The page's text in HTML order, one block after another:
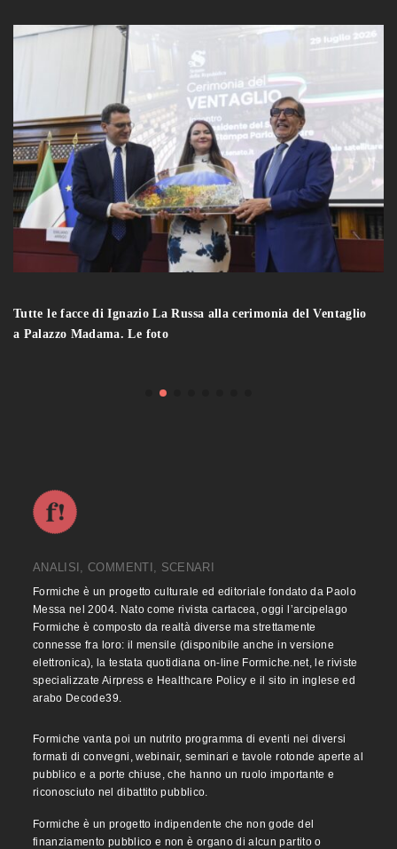
Tutte le facce di Ignazio La Russa alla cerimonia del Ventaglio
a Palazzo Madama. Le foto
ANALISI, COMMENTI, SCENARI
Formiche è un progetto culturale ed editoriale fondato da Paolo
Messa nel 2004. Nato come rivista cartacea, oggi l’arcipelago
Formiche è composto da realtà diverse ma strettamente
connesse fra loro: il mensile (disponibile anche in versione
elettronica), la testata quotidiana on-line Formiche.net, le riviste
specializzate Airpress e Healthcare Policy e il sito in inglese ed
arabo Decode39.
Formiche vanta poi un nutrito programma di eventi nei diversi
formati di convegni, webinair, seminari e tavole rotonde aperte al
pubblico e a porte chiuse, che hanno un ruolo importante e
riconosciuto nel dibattito pubblico.
Formiche è un progetto indipendente che non gode del
finanziamento pubblico e non è organo di alcun partito o